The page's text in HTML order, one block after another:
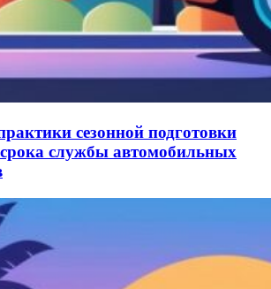
сезонной подготовки
службы автомобильных